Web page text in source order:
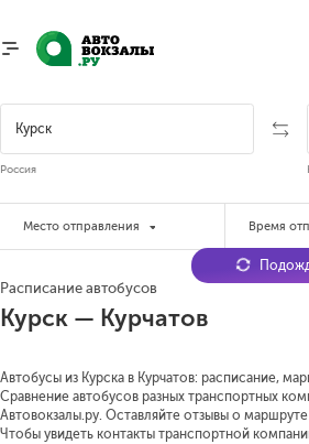
Россия
Место отправления Время
Расписание автобусов
Курск — Курчатов
Автобусы из Курска в Курчатов: расписание,
Сравнение автобусов разных транспортных
Автовокзалы.ру. Оставляйте отзывы о
Чтобы увидеть контакты транспортной